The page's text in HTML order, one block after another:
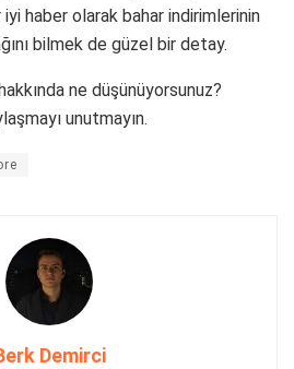
iyi haber olarak bahar indirimlerinin
bilmek de güzel bir detay.
ne düşünüyorsunuz?
unutmayın.
Demirci